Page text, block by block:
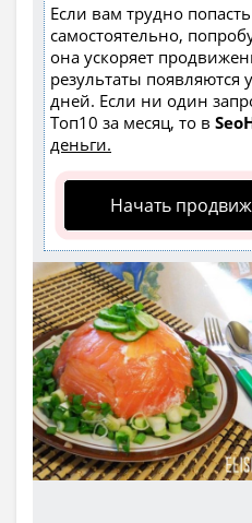
Если вам трудно
самостоятельно,
она ускоряет
результаты появляются
дней. Если ни один
Топ10 за месяц, то в
деньги.
Начать